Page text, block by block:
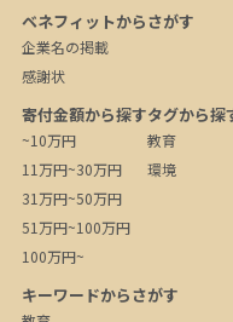
ベネフィットからさがす
企業名の掲載
感謝状
寄付金額から探す
~10万円
11万円~30万円
31万円~50万円
51万円~100万円
100万円~
タグから探
教育
環境
キーワードからさがす